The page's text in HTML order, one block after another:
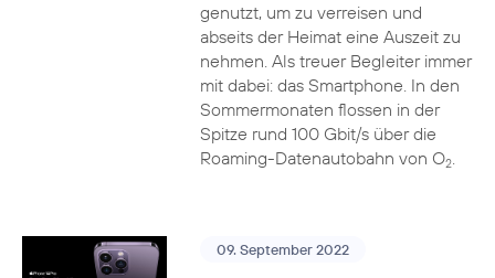
genutzt, um zu verreisen und
abseits der Heimat eine Auszeit zu
nehmen. Als treuer Begleiter immer
mit dabei: das Smartphone. In den
Sommermonaten flossen in der
Spitze rund 100 Gbit/s über die
Roaming-Datenautobahn von O2.
09. September 2022